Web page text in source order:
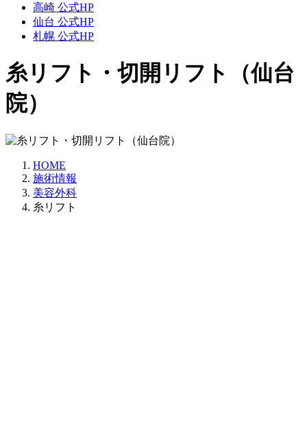
高崎 公式HP
仙台 公式HP
札幌 公式HP
糸リフト・切開リフト（仙台
院）
HOME
施術情報
美容外科
糸リフト